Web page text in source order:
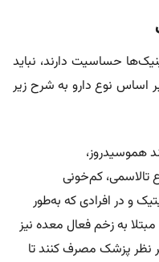
حساسیت دارند، نباید
اساس نوع دارو به شرح زیر
هموسیدروز،
تالاسمی، کم‌خونی
و در افرادی که به‌طور
به زخم فعال معده نیز
نظر پزشک مصرف کنند تا